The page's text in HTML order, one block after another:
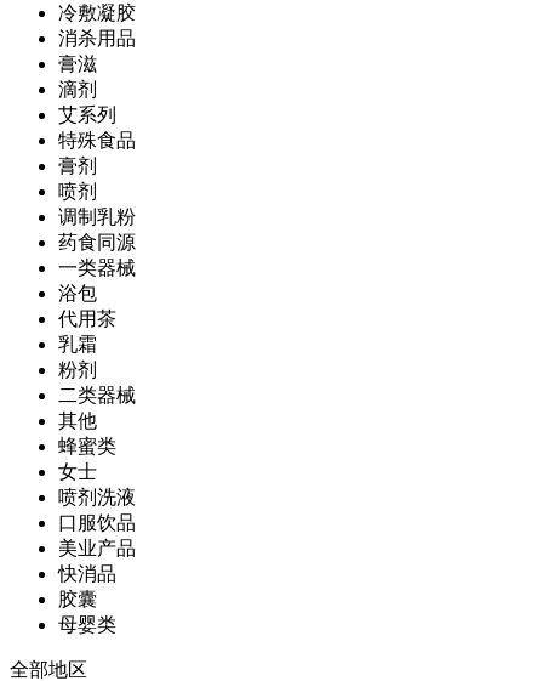
冷敷凝胶
消杀用品
膏滋
滴剂
艾系列
特殊食品
膏剂
喷剂
调制乳粉
药食同源
一类器械
浴包
代用茶
乳霜
粉剂
二类器械
其他
蜂蜜类
女士
喷剂洗液
口服饮品
美业产品
快消品
胶囊
母婴类
全部地区